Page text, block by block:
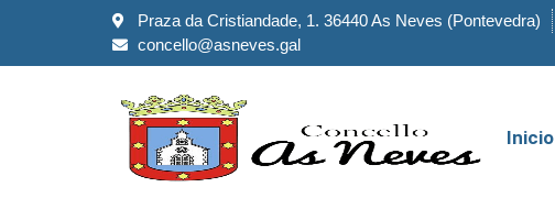
Praza da Cristiandade, 1. 36440 As Neves (Pontevedra)
concello@asneves.gal
Inicio